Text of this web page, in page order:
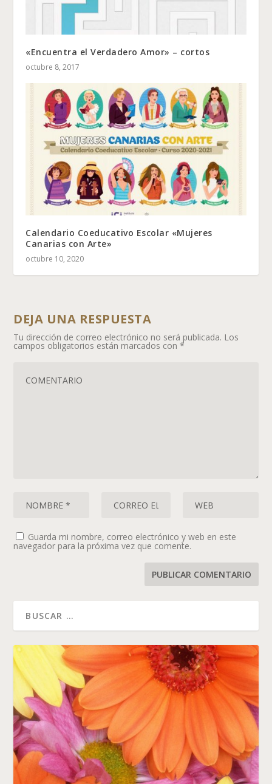
«Encuentra el Verdadero Amor» – cortos
octubre 8, 2017
Calendario Coeducativo Escolar «Mujeres
Canarias con Arte»
octubre 10, 2020
DEJA UNA RESPUESTA
Tu dirección de correo electrónico no será publicada. Los
campos obligatorios están marcados con*
Guarda mi nombre, correo electrónico y web en este
navegador para la próxima vez que comente.